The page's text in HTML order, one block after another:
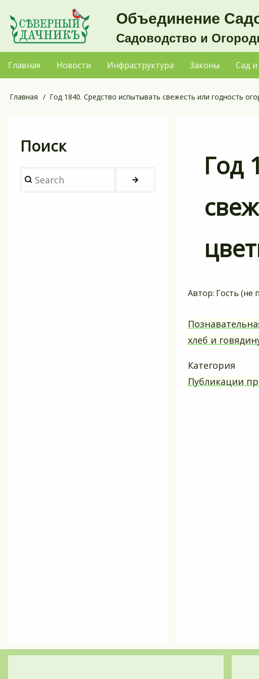
основному
Объединение
Садоводство и
Основная
навигация
Главная Новости Инфраструктура Законы Сад
Строка
Главная Год 1840. Средство испытывать свежесть или годность
Поиск
Search
Год
Автор: Гость (не
хлеб и
Категория
Публикации